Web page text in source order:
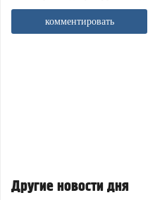
комментировать
Другие новости дня